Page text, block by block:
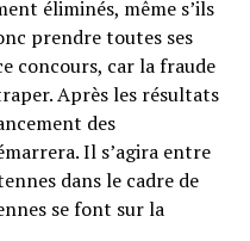
éliminés, même s’ils
prendre toutes ses
concours, car la fraude
Après les résultats
des
Il s’agira entre
dans le cadre de
se font sur la